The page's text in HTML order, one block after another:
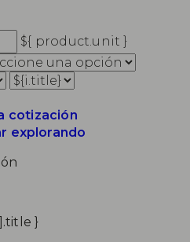
${ product.unit }
cotización
explorando
}